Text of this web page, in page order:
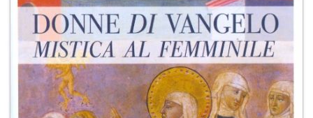
COLLANE
+
RIVISTE
+
CEI
AUTORI VARI